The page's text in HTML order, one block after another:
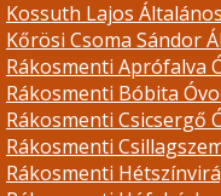
Kossuth Lajos
Kőrösi Csoma Sándor
Rákosmenti Aprófalva
Rákosmenti Bóbita
Rákosmenti Csicsergő
Rákosmenti
Rákosmenti